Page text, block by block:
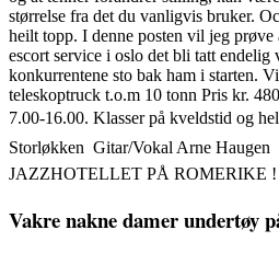
størrelse fra det du vanligvis bruker.
heilt topp. I denne posten vil jeg
escort service i oslo det bli tatt endelig
konkurrentene sto bak ham i starten.
teleskoptruck t.o.m 10 tonn Pris kr.
7.00-16.00. Klasser på kveldstid og
Storløkken  Gitar/Vokal Arne Haugen
JAZZHOTELLET PÅ ROMERIKE !
Vakre nakne damer undertøy